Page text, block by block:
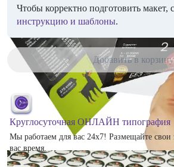
Чтобы корректно подготовить макет,
инструкцию и шаблоны.
Добавить в корзину
Круглосуточная ОНЛАЙН типография
Мы работаем для вас 24х7! Размещайте свои
вас время.